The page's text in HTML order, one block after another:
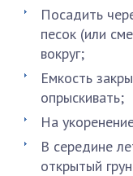
Посадить
песок (или
вокруг;
Емкость
опрыскивать;
На
В середине
открытый